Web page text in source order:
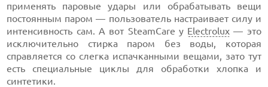
применять паровые удары или обрабатывать вещи
постоянным паром — пользователь настраивает силу и
интенсивность сам. А вот SteamCare у Electrolux — это
исключительно стирка паром без воды, которая
справляется со слегка испачканными вещами, зато тут
есть специальные циклы для обработки хлопка и
синтетики.